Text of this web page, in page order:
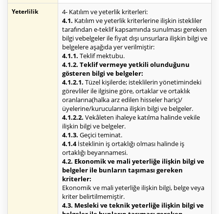
Yeterlilik
4- Katılım ve yeterlik kriterleri:
4.1. Katılım ve yeterlik kriterlerine ilişkin istekliler
tarafından e-teklif kapsamında sunulması gereken
bilgi vebelgeler ile fiyat dışı unsurlara ilişkin bilgi ve
belgelere aşağıda yer verilmiştir:
4.1.1. Teklif mektubu.
4.1.2. Teklif vermeye yetkili olunduğunu
gösteren bilgi ve belgeler:
4.1.2.1. Tüzel kişilerde; isteklilerin yönetimindeki
görevliler ile ilgisine göre, ortaklar ve ortaklık
oranlarına(halka arz edilen hisseler hariç)/
üyelerine/kurucularına ilişkin bilgi ve belgeler.
4.1.2.2. Vekâleten ihaleye katılma halinde vekile
ilişkin bilgi ve belgeler.
4.1.3. Geçici teminat.
4.1.4İsteklinin iş ortaklığı olması halinde iş
ortaklığı beyannamesi.
4.2. Ekonomik ve mali yeterliğe ilişkin bilgi ve
belgeler ile bunların taşıması gereken
kriterler:
Ekonomik ve mali yeterliğe ilişkin bilgi, belge veya
kriter belirtilmemiştir.
4.3. Mesleki ve teknik yeterliğe ilişkin bilgi ve